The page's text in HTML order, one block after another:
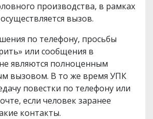
производства, в рамках
вызов.
по телефону, просьбы
или сообщения в
являются полноценным
вызовом. В то же время УПК
повестки по телефону или
если человек заранее
контакты.